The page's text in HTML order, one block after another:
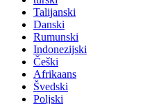
Talijanski
Danski
Rumunski
Indonezijski
Češki
Afrikaans
Švedski
Poljski